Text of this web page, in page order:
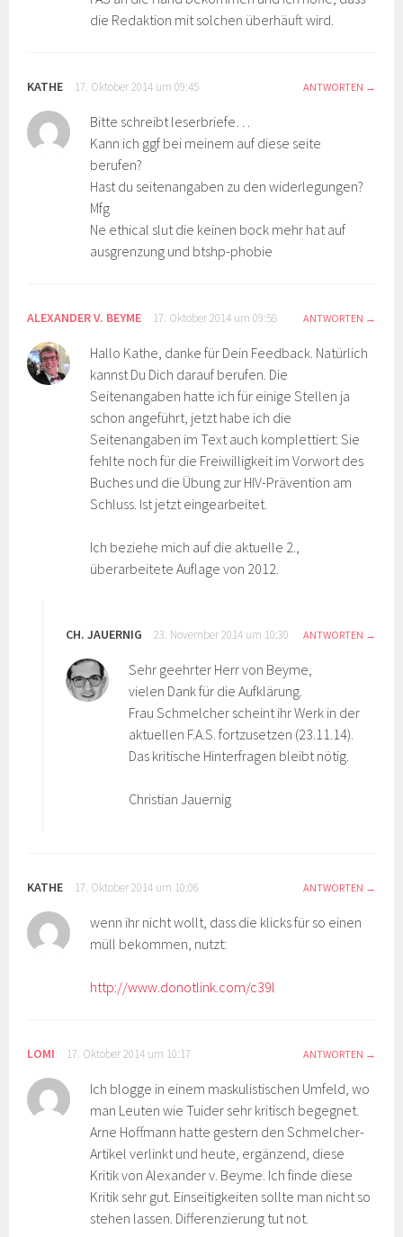
die Redaktion mit solchen überhäuft wird.
KATHE 17. Oktober 2014 um 09:45 ANTWORTEN
Bitte schreibt leserbriefe…
Kann ich ggf bei meinem auf diese seite
berufen?
Hast du seitenangaben zu den widerlegungen?
Mfg
Ne ethical slut die keinen bock mehr hat auf
ausgrenzung und btshp-phobie
ALEXANDER V. BEYME 17. Oktober 2014 um 09:58 ANTWORTEN
Hallo Kathe, danke für Dein Feedback. Natürlich
kannst Du Dich darauf berufen. Die
Seitenangaben hatte ich für einige Stellen ja
schon angeführt, jetzt habe ich die
Seitenangaben im Text auch komplettiert: Sie
fehlte noch für die Freiwilligkeit im Vorwort des
Buches und die Übung zur HIV-Prävention am
Schluss. Ist jetzt eingearbeitet.
Ich beziehe mich auf die aktuelle 2.,
überarbeitete Auflage von 2012.
CH. JAUERNIG 23. November 2014 um 10:30 ANTWORTEN
Sehr geehrter Herr von Beyme,
vielen Dank für die Aufklärung.
Frau Schmelcher scheint ihr Werk in der
aktuellen F.A.S. fortzusetzen (23.11.14).
Das kritische Hinterfragen bleibt nötig.
Christian Jauernig
KATHE 17. Oktober 2014 um 10:06 ANTWORTEN
wenn ihr nicht wollt, dass die klicks für so einen
müll bekommen, nutzt:
http://www.donotlink.com/c39l
LOMI 17. Oktober 2014 um 10:17 ANTWORTEN
Ich blogge in einem maskulistischen Umfeld, wo
man Leuten wie Tuider sehr kritisch begegnet.
Arne Hoffmann hatte gestern den Schmelcher-
Artikel verlinkt und heute, ergänzend, diese
Kritik von Alexander v. Beyme. Ich finde diese
Kritik sehr gut. Einseitigkeiten sollte man nicht so
stehen lassen. Differenzierung tut not.